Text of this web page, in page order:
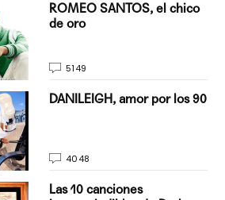
ROMEO SANTOS, el chico
de oro
5149
DANILEIGH, amor por los 90
4048
Las 10 canciones